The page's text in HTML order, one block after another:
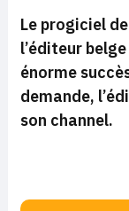
Le progiciel
l’éditeur
énorme
demande,
son channel.